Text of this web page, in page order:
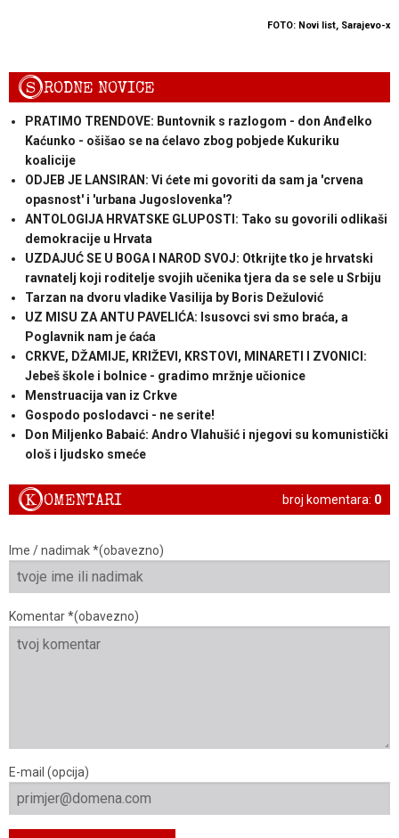
FOTO: Novi list, Sarajevo-x
SRODNE NOVICE
PRATIMO TRENDOVE: Buntovnik s razlogom - don Anđelko
Kaćunko - ošišao se na ćelavo zbog pobjede Kukuriku
koalicije
ODJEB JE LANSIRAN: Vi ćete mi govoriti da sam ja 'crvena
opasnost' i 'urbana Jugoslovenka'?
ANTOLOGIJA HRVATSKE GLUPOSTI: Tako su govorili odlikaši
demokracije u Hrvata
UZDAJUĆ SE U BOGA I NAROD SVOJ: Otkrijte tko je hrvatski
ravnatelj koji roditelje svojih učenika tjera da se sele u Srbiju
Tarzan na dvoru vladike Vasilija by Boris Dežulović
UZ MISU ZA ANTU PAVELIĆA: Isusovci svi smo braća, a
Poglavnik nam je ćaća
CRKVE, DŽAMIJE, KRIŽEVI, KRSTOVI, MINARETI I ZVONICI:
Jebeš škole i bolnice - gradimo mržnje učionice
Menstruacija van iz Crkve
Gospodo poslodavci - ne serite!
Don Miljenko Babaić: Andro Vlahušić i njegovi su komunistički
ološ i ljudsko smeće
broj komentara: 0
KOMENTARI
Ime / nadimak *(obavezno)
Komentar *(obavezno)
E-mail (opcija)